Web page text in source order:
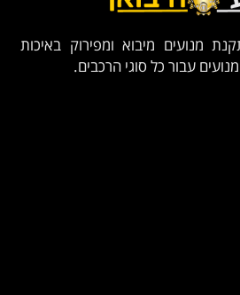
מנועים מיבוא ומפירוק באיכות
עבור כל סוגי הרכבים.